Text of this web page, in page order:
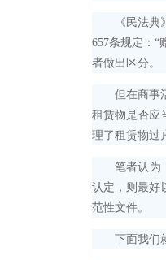
《民法典》
657条规定：“
者做出区分。
但在商事活
租赁物是否应
理了租赁物过
笔者认为，
认定，则最好
范性文件。
下面我们就